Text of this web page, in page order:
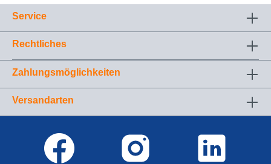
Service
Rechtliches
Zahlungsmöglichkeiten
Versandarten